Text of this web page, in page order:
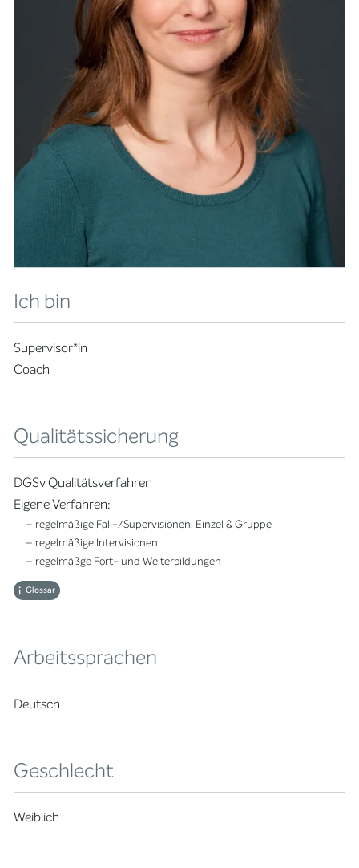
Ich bin
Supervisor*in
Coach
Qualitätssicherung
DGSv Qualitätsverfahren
Eigene Verfahren:
– regelmäßige Fall-/Supervisionen, Einzel & Gruppe
– regelmäßige Intervisionen
– regelmäßge Fort- und Weiterbildungen
Glossar
Arbeitssprachen
Deutsch
Geschlecht
Weiblich